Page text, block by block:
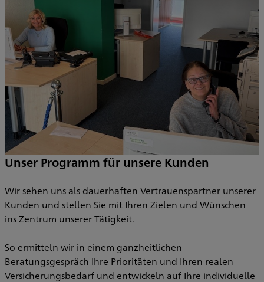
Unser Programm für unsere Kunden
Wir sehen uns als dauerhaften Vertrauenspartner unserer
Kunden und stellen Sie mit Ihren Zielen und Wünschen
ins Zentrum unserer Tätigkeit.
So ermitteln wir in einem ganzheitlichen
Beratungsgespräch Ihre Prioritäten und Ihren realen
Versicherungsbedarf und entwickeln auf Ihre individuelle